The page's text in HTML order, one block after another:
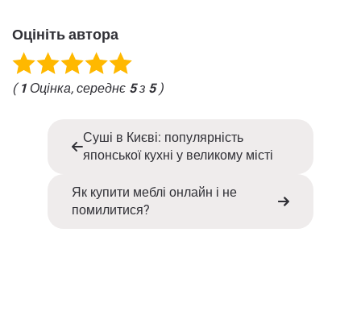
Оцініть автора
( 1 Оцінка, середнє 5з 5)
Суші в Києві: популярність
японської кухні у великому місті
Як купити меблі онлайн і не
помилитися?